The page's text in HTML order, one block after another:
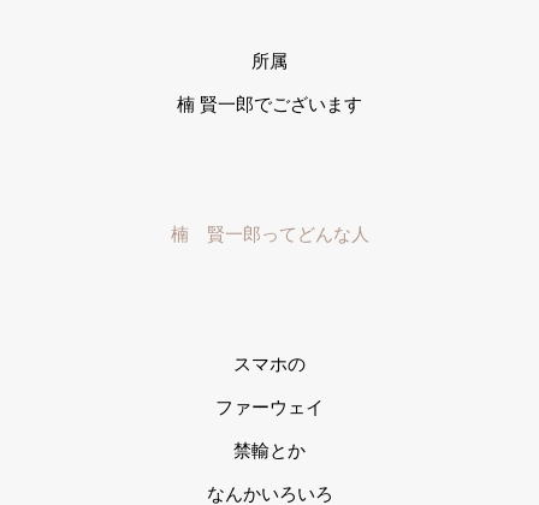
所属
楠 賢一郎でございます
楠 賢一郎ってどんな人
スマホの
ファーウェイ
禁輸とか
なんかいろいろ